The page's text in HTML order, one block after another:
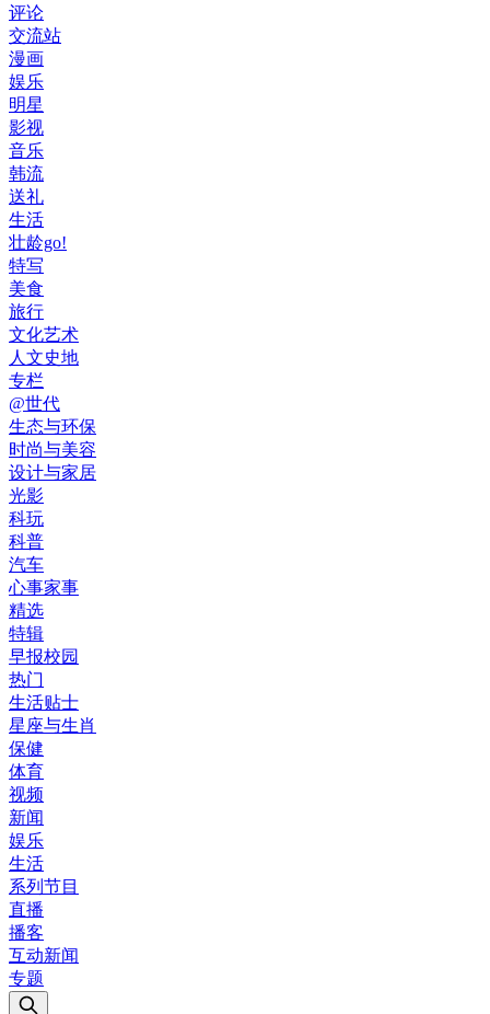
评论
交流站
漫画
娱乐
明星
影视
音乐
韩流
送礼
生活
壮龄go!
特写
美食
旅行
文化艺术
人文史地
专栏
@世代
生态与环保
时尚与美容
设计与家居
光影
科玩
科普
汽车
心事家事
精选
特辑
早报校园
热门
生活贴士
星座与生肖
保健
体育
视频
新闻
娱乐
生活
系列节目
直播
播客
互动新闻
专题